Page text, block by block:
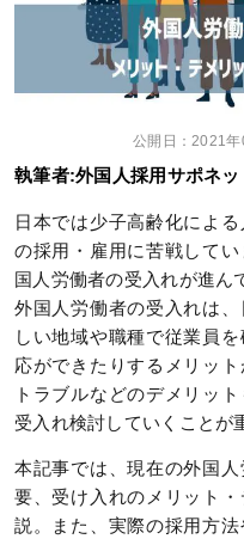
公開日：2021年
執筆者:外国人採用サポネッ
日本では少子高齢化によ
の採用・雇用に苦戦して
国人労働者の受入れが進ん
外国人労働者の受入れは
しい地域や職種で従業員
応ができたりするメリッ
トラブルなどのデメリッ
受入れ検討していくことが
本記事では、現在の外国
要、受け入れのメリット
説。また、実際の採用方